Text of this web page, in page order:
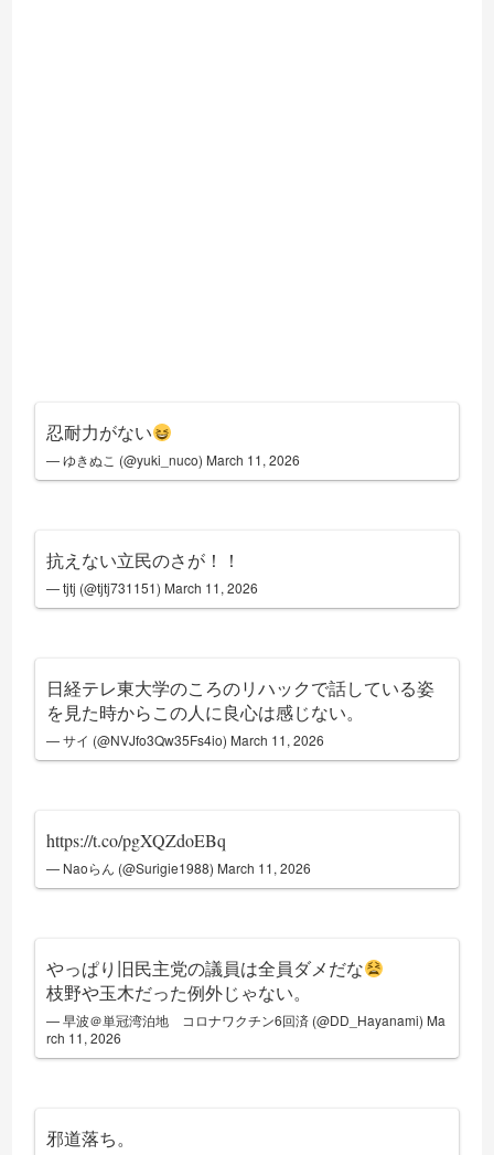
忍耐力がない
— ゆきぬこ (@yuki_nuco) March 11, 2026
抗えない立民のさが！！
— tjtj (@tjtj731151) March 11, 2026
日経テレ東大学のころのリハックで話している姿
を見た時からこの人に良心は感じない。
— サイ (@NVJfo3Qw35Fs4io) March 11, 2026
https://t.co/pgXQZdoEBq
— Naoらん (@Surigie1988) March 11, 2026
やっぱり旧民主党の議員は全員ダメだな
枝野や玉木だった例外じゃない。
— 早波＠単冠湾泊地 コロナワクチン6回済 (@DD_Hayanami) Ma
rch 11, 2026
邪道落ち。